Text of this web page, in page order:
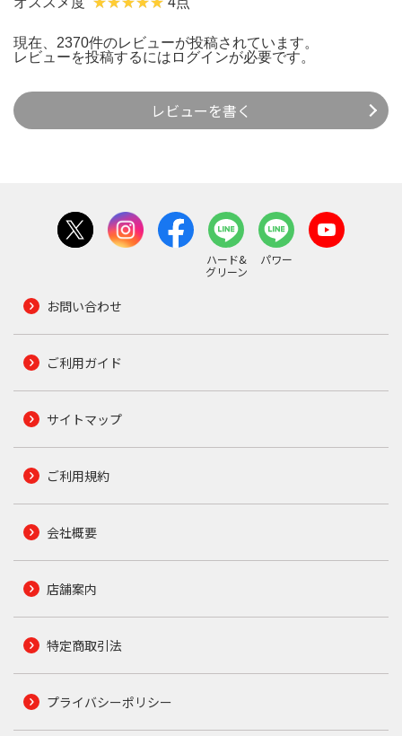
現在、2370件のレビューが投稿されています。
レビューを投稿するには ログインが必要です。
レビューを書く
ハード&
グリーン
パワー
お問い合わせ
ご利用ガイド
サイトマップ
ご利用規約
会社概要
店舗案内
特定商取引法
プライバシーポリシー